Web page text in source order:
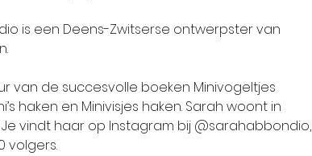
is een Deens-Zwitserse ontwerpster van
van de succesvolle boeken Minivogeltjes
haken en Minivisjes haken. Sarah woont in
Je vindt haar op Instagram bij @sarahabbondio,
volgers.